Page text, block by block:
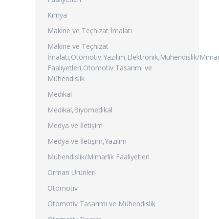
Kimya
Makine ve Teçhizat İmalatı
Makine ve Teçhizat
İmalatı,Otomotiv,Yazılım,Elektronik,Mühendislik/
Faaliyetleri,Otomotiv Tasarımı ve
Mühendislik
Medikal
Medikal,Biyomedikal
Medya ve İletişim
Medya ve İletişim,Yazılım
Mühendislik/Mimarlık Faaliyetleri
Orman Ürünleri
Otomotiv
Otomotiv Tasarımı ve Mühendislik